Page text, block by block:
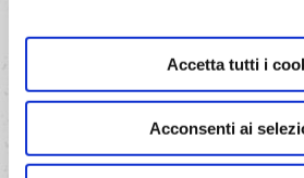
Accetta tutti i
Acconsenti ai
aggiungere le zucchine
pezzetti.